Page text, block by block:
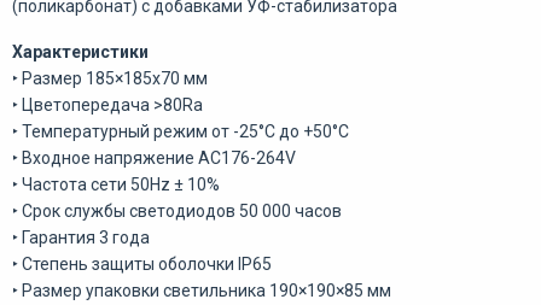
(поликарбонат) с добавками УФ-стабилизатора
Характеристики
‣ Размер 185×185x70 мм
‣ Цветопередача >80Ra
‣ Температурный режим от -25°С до +50°С
‣ Входное напряжение AC176-264V
‣ Частота сети 50Hz ± 10%
‣ Срок службы светодиодов 50 000 часов
‣ Гарантия 3 года
‣ Степень защиты оболочки IP65
‣ Размер упаковки светильника 190×190×85 мм